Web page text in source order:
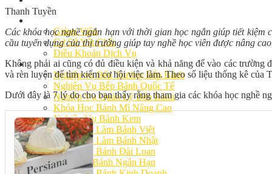
Giảng Viên
Cơ Sở Vật Chất
Điều Khoản Dịch Vụ
Học Làm Bánh
Nghiệp vụ Bếp Trưởng Bếp Bánh
Nghiệp Vụ Bếp Bánh Quốc Tế
Nghiệp Vụ Quản Lý Bếp Bánh
Khóa Học Bánh Mì Nâng Cao
Nghiệp Vụ Bánh Kem
Khóa Học Làm Bánh Việt
Khóa Học Làm Bánh Nhật
Khóa Học Bánh Đài Loan
Học Làm Bánh Ngắn Hạn
Thanh Tuyền
Các khóa học nghề ngắn hạn với thời gian học ngắn giúp tiết
cầu tuyển dụng của thị trường giúp tay nghề học viên được nâng
Không phải ai cũng có đủ điều kiện và khả năng để vào các
và rèn luyện để tìm kiếm cơ hội việc làm. Theo số liệu thống kê
Dưới đây là 7 lý do cho bạn thấy rằng tham gia các khóa học nghề